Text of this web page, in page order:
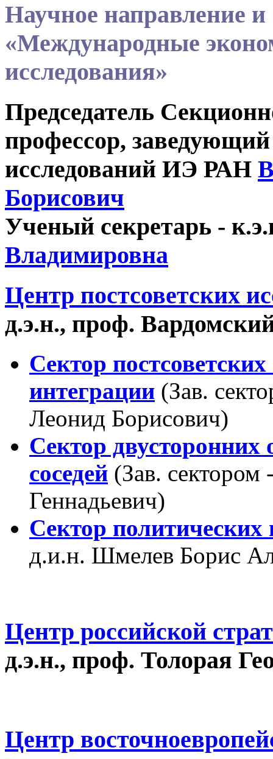
Научное направление
«Международные
исследования»
Председатель
профессор,
исследований ИЭ РАН
Борисович
Ученый секретарь -
Владимировна
Центр постсоветских
д.э.н., проф.
Cектор
интеграции (Зав.
Леонид Борисович)
Сектор
соседей (Зав.
Геннадьевич)
Сектор политических
д.и.н. Шмелев Борис
Центр российской
д.э.н., проф. Толорая
Центр